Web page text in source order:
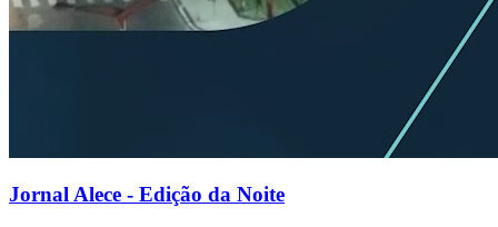
Jornal Alece - Edição da Noite